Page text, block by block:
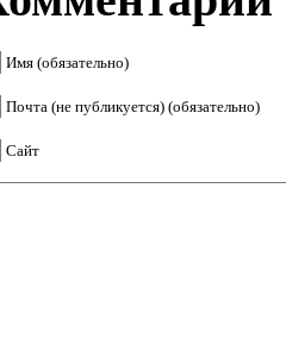
Имя (обязательно)
Почта (не публикуется) (обязательно)
Сайт